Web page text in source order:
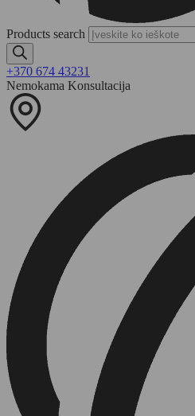
Products search
+370 674 43231
Nemokama Konsultacija